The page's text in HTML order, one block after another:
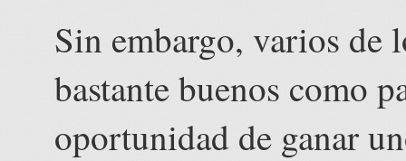
Sin embargo, varios de
bastante buenos como
oportunidad de ganar